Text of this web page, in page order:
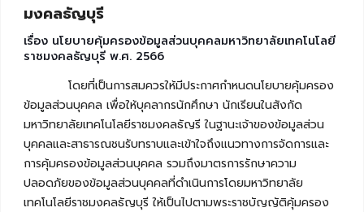
มงคลธัญบุรี
เรื่อง นโยบายคุ้มครองข้อมูลส่วนบุคคลมหาวิทยาลัยเทคโนโลยี
ราชมงคลธัญบุรี พ.ศ. 2566
โดยที่เป็นการสมควรให้มีประกาศกำหนดนโยบายคุ้มครอง
ข้อมูลส่วนบุคคล เพื่อให้บุคลากรนักศึกษา นักเรียนในสังกัด
มหาวิทยาลัยเทคโนโลยีราชมงคลธัญรี ในฐานะเจ้าของข้อมูลส่วน
บุคคลและสาธารณชนรับทราบและเข้าใจถึงแนวทางการจัดการและ
การคุ้มครองข้อมูลส่วนบุคคล รวมถึงมาตรการรักษาความ
ปลอดภัยของข้อมูลส่วนบุคคลที่ดำเนินการโดยมหาวิทยาลัย
เทคโนโลยีราชมงคลธัญบุรี ให้เป็นไปตามพระราชบัญญัติคุ้มครอง